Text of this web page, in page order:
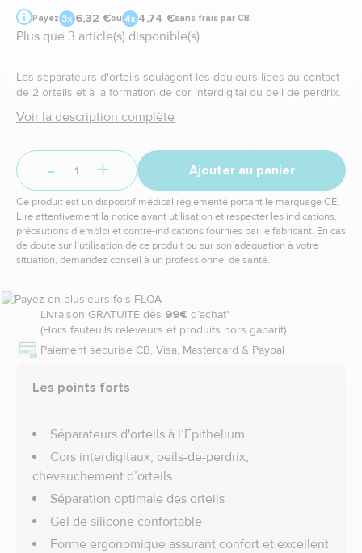
Payez 6,32 €ou 4,74 €sans frais par CB
Plus que 3 article(s) disponible(s)
Les séparateurs d'orteils soulagent les douleurs liées au contact
de 2 orteils et à la formation de cor interdigital ou oeil de perdrix.
Voir la description complète
- + Ajouter au panier
Ce produit est un dispositif médical réglementé portant le marquage CE.
Lire attentivement la notice avant utilisation et respecter les indications,
précautions d’emploi et contre-indications fournies par le fabricant. En cas
de doute sur l’utilisation de ce produit ou sur son adéquation à votre
situation, demandez conseil à un professionnel de santé.
Livraison GRATUITE dès 99€ d’achat*
(Hors fauteuils releveurs et produits hors gabarit)
Paiement sécurisé CB, Visa, Mastercard & Paypal
Les points forts
Séparateurs d'orteils à l’Epithelium
Cors interdigitaux, oeils-de-perdrix,
chevauchement d’orteils
Séparation optimale des orteils
Gel de silicone confortable
Forme ergonomique assurant confort et excellent